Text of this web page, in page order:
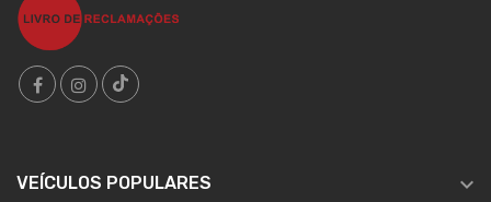
VEÍCULOS POPULARES 